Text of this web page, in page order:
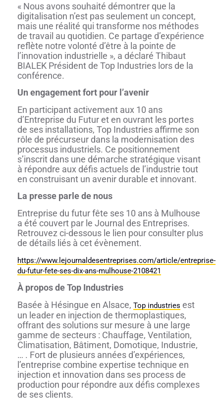
« Nous avons souhaité démontrer que la
digitalisation n’est pas seulement un concept,
mais une réalité qui transforme nos méthodes
de travail au quotidien. Ce partage d’expérience
reflète notre volonté d’être à la pointe de
l’innovation industrielle », a déclaré Thibaut
BIALEK Président de Top Industries lors de la
conférence.
Un engagement fort pour l’avenir
En participant activement aux 10 ans
d’Entreprise du Futur et en ouvrant les portes
de ses installations, Top Industries affirme son
rôle de précurseur dans la modernisation des
processus industriels. Ce positionnement
s’inscrit dans une démarche stratégique visant
à répondre aux défis actuels de l’industrie tout
en construisant un avenir durable et innovant.
La presse parle de nous
Entreprise du futur fête ses 10 ans à Mulhouse
a été couvert par le Journal des Entreprises.
Retrouvez ci-dessous le lien pour consulter plus
de détails liés à cet évènement.
https://www.lejournaldesentreprises.com/article/entreprise-
du-futur-fete-ses-dix-ans-mulhouse-2108421
À propos de Top Industries
Basée à Hésingue en Alsace, Top industries est
un leader en injection de thermoplastiques,
offrant des solutions sur mesure à une large
gamme de secteurs : Chauffage, Ventilation,
Climatisation, Bâtiment, Domotique, Industrie,
… . Fort de plusieurs années d’expériences,
l’entreprise combine expertise technique en
injection et innovation dans ses process de
production pour répondre aux défis complexes
de ses clients.